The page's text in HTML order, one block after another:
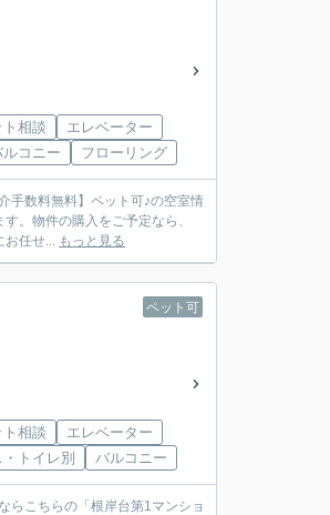
相談
エレベーター
ルコニー フローリング
手数料無料】ペット可♪の空室情
。物件の購入をご予定なら、
お任せ... もっと見る
ペット可
相談
エレベーター
トイレ別 バルコニー
らこちらの「根岸台第1マンショ